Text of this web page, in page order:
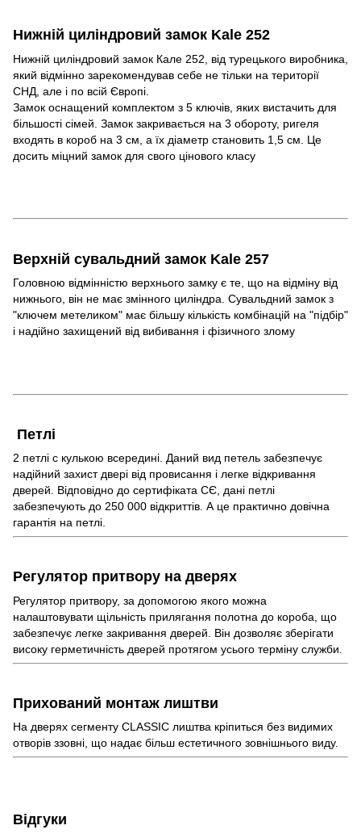
Нижній циліндровий замок Kale 252
Нижній циліндровий замок Кале 252, від турецького виробника,
який відмінно зарекомендував себе не тільки на території
СНД, але і по всій Європі.
Замок оснащений комплектом з 5 ключів, яких вистачить для
більшості сімей. Замок закривається на 3 обороту, ригеля
входять в короб на 3 см, а їх діаметр становить 1,5 см. Це
досить міцний замок для свого цінового класу
Верхній сувальдний замок Kale 257
Головною відмінністю верхнього замку є те, що на відміну від
нижнього, він не має змінного циліндра. Сувальдний замок з
"ключем метеликом" має більшу кількість комбінацій на "підбір"
і надійно захищений від вибивання і фізичного злому
Петлі
2 петлі c кулькою всередині. Даний вид петель забезпечує
надійний захист двері від провисання і легке відкривання
дверей. Відповідно до сертифіката СЄ, дані петлі
забезпечують до 250 000 відкриттів. А це практично довічна
гарантія на петлі.
Регулятор притвору на дверях
Регулятор притвору, за допомогою якого можна
налаштовувати щільність прилягання полотна до короба, що
забезпечує легке закривання дверей. Він дозволяє зберігати
високу герметичність дверей протягом усього терміну служби.
Прихований монтаж лиштви
На дверях сегменту CLASSIC лиштва кріпиться без видимих
отворів ззовні, що надає більш естетичного зовнішнього виду.
Відгуки